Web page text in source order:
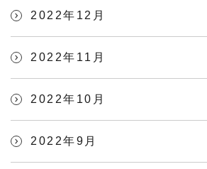
2022年12月
2022年11月
2022年10月
2022年9月